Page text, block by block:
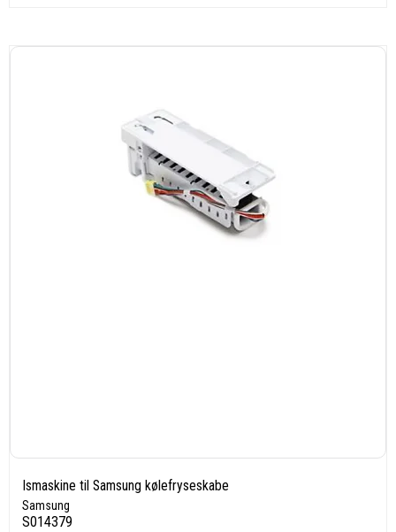
Ismaskine til Samsung kølefryseskabe
Samsung
S014379